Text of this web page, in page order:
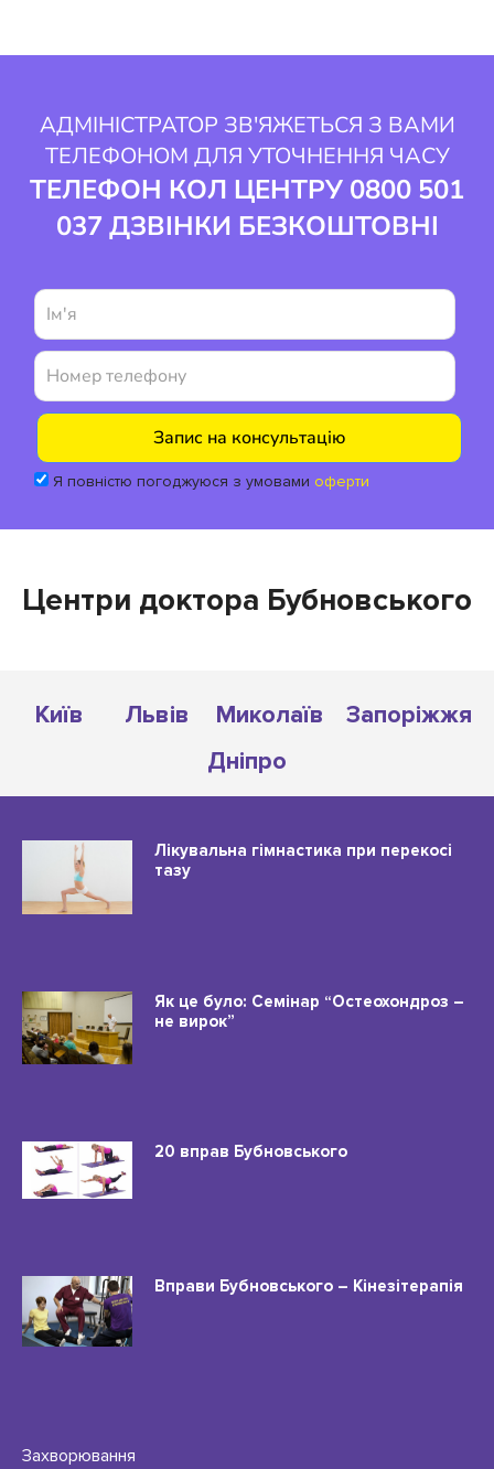
АДМІНІСТРАТОР ЗВ'ЯЖЕТЬСЯ З ВАМИ
ТЕЛЕФОНОМ ДЛЯ УТОЧНЕННЯ ЧАСУ
ТЕЛЕФОН КОЛ ЦЕНТРУ 0800 501
037 ДЗВІНКИ БЕЗКОШТОВНІ
Я повністю погоджуюся з умовамиоферти
Центри доктора Бубновського
Київ Львів Миколаїв
Запоріжжя
Дніпро
Лікувальна гімнастика при перекосі
тазу
Як це було: Семінар “Остеохондроз –
не вирок”
20 вправ Бубновського
Вправи Бубновського – Кінезітерапія
Захворювання